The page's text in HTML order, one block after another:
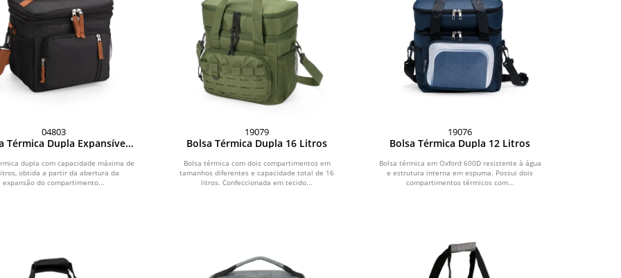
04803
Térmica Dupla Expansível
dupla com capacidade máxima de
obtida a partir da abertura da
expansão do compartimento...
19079
Bolsa Térmica Dupla 16 Litros
Bolsa térmica com dois compartimentos em
tamanhos diferentes e capacidade total de 16
litros. Confeccionada em tecido...
19076
Bolsa Térmica Dupla 12 Litros
Bolsa térmica em Oxford 600D resistente à água
e estrutura interna em espuma. Possui dois
compartimentos térmicos com...